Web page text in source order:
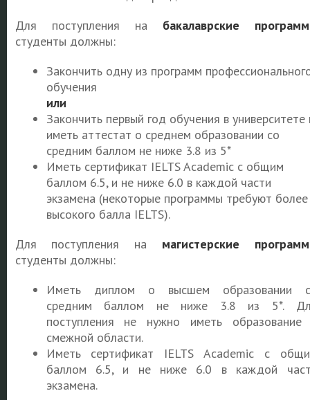
Для поступления на бакалаврские
студенты должны:
Закончить одну из программ
обучения
или
Закончить первый год обучения в университете
иметь аттестат о среднем образовании со
средним баллом не ниже 3.8 из 5*
Иметь сертификат IELTS Academic с общим
баллом 6.5, и не ниже 6.0 в каждой части
экзамена (некоторые программы требуют более
высокого балла IELTS).
Для поступления на магистерские
студенты должны:
Иметь диплом о высшем образовании
средним баллом не ниже 3.8 из 5*.
поступления не нужно иметь образование
смежной области.
Иметь сертификат IELTS Academic с
баллом 6.5, и не ниже 6.0 в каждой
экзамена.